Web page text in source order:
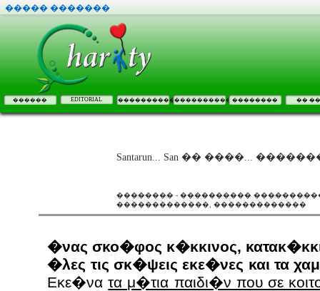
����� �������
������ EDITORIAL �������������������� �������� ��
Santarun... San �� ����...
�������� - ����������
�������������, �������������
�νας σκο�φος κ�κκινος,
�λες τις σκ�ψεις εκε�νες και τα
Εκε�νατα μ�τια παιδι�ν που σε